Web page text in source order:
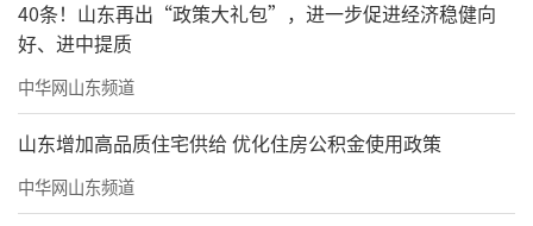
40条！山东再出“政策大礼包”，进一步促进经济稳健向
好、进中提质
中华网山东频道
山东增加高品质住宅供给 优化住房公积金使用政策
中华网山东频道